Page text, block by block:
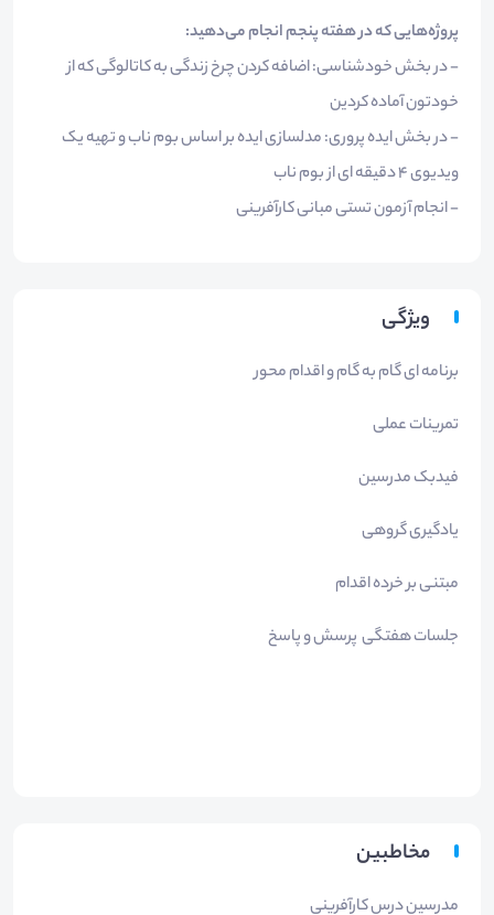
پروژه‌هایی که در هفته پنجم انجام می‌دهید:
- در بخش خودشناسی: اضافه کردن چرخ زندگی به کاتالوگی که از
خودتون آماده کردین
- در بخش ایده پروری: مدلسازی ایده بر اساس بوم ناب و تهیه یک
ویدیوی 4 دقیقه ای از بوم ناب
- انجام آزمون تستی مبانی کارآفرینی​
ویژگی
برنامه ای گام به گام و اقدام محور
تمرینات عملی
فیدبک مدرسین
یادگیری گروهی
مبتنی بر خرده اقدام
جلسات هفتگی پرسش و پاسخ
مخاطبین
مدرسین درس کارآفرینی